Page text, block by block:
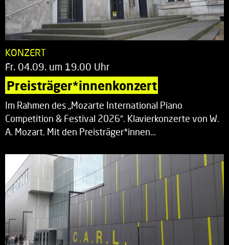
KONZERT
Fr. 04.09. um 19.00 Uhr
Preisträger*innenkonzert
Im Rahmen des „Mozarte International Piano
Competition & Festival 2026“. Klavierkonzerte von W.
A. Mozart. Mit den Preisträger*innen…